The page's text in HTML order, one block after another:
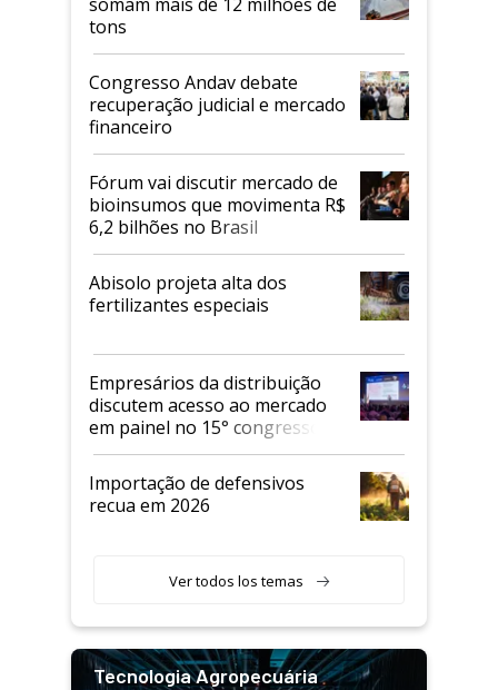
somam mais de 12 milhões de
tons
Congresso Andav debate
recuperação judicial e mercado
financeiro
Fórum vai discutir mercado de
bioinsumos que movimenta R$
6,2 bilhões no Brasil
Abisolo projeta alta dos
fertilizantes especiais
Empresários da distribuição
discutem acesso ao mercado
em painel no 15° congresso
Andav
Importação de defensivos
recua em 2026
Ver todos los temas
Tecnologia Agropecuária